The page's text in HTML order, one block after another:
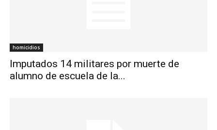
homicidios
Imputados 14 militares por muerte de
alumno de escuela de la...